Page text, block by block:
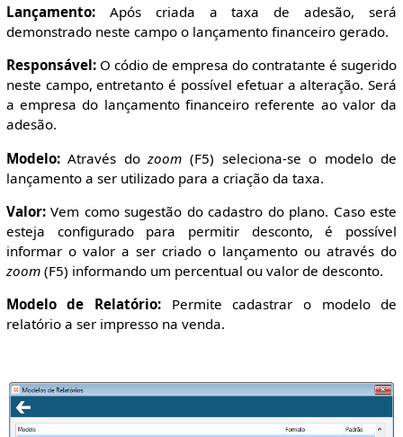
Lançamento:Após criada a taxa de adesão, será
demonstrado neste campo o lançamento financeiro gerado.
Responsável:O códio de empresa do contratante é sugerido
neste campo, entretanto é possível efetuar a alteração. Será
a empresa do lançamento financeiro referente ao valor da
adesão.
Modelo:Através dozoom (F5) seleciona-se o modelo de
lançamento a ser utilizado para a criação da taxa.
Valor:Vem como sugestão do cadastro do plano. Caso este
esteja configurado para permitir desconto, é possível
informar o valor a ser criado o lançamento ou através do
zoom(F5) informando um percentual ou valor de desconto.
Modelo de Relatório: Permite cadastrar o modelo de
relatório a ser impresso na venda.